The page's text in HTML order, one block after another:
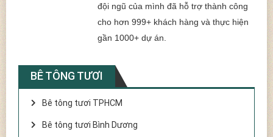
đội ngũ của mình đã hỗ trợ thành công
cho hơn 999+ khách hàng và thực hiện
gần 1000+ dự án.
BÊ TÔNG TƯƠI
Bê tông tươi TPHCM
Bê tông tươi Bình Dương